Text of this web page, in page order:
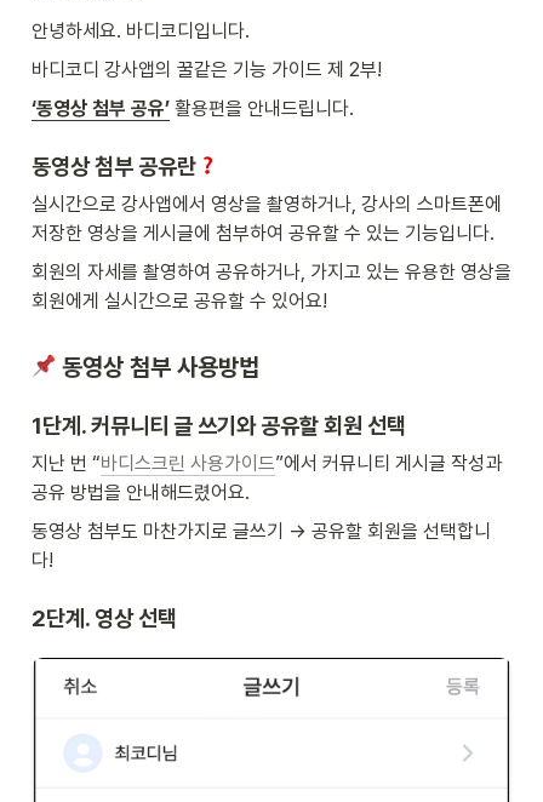
안녕하세요. 바디코디입니다.
바디코디 강사앱의 꿀같은 기능 가이드 제 2부!
‘동영상 첨부 공유’ 활용편을 안내드립니다.
동영상 첨부 공유란
실시간으로 강사앱에서 영상을 촬영하거나, 강사의 스마트폰에
저장한 영상을 게시글에 첨부하여 공유할 수 있는 기능입니다.
회원의 자세를 촬영하여 공유하거나, 가지고 있는 유용한 영상을
회원에게 실시간으로 공유할 수 있어요!
동영상 첨부 사용방법
1단계. 커뮤니티 글 쓰기와 공유할 회원 선택
지난 번 “바디스크린 사용가이드”에서 커뮤니티 게시글 작성과
공유 방법을 안내해드렸어요.
동영상 첨부도 마찬가지로 글쓰기 → 공유할 회원을 선택합니
다!
2단계. 영상 선택